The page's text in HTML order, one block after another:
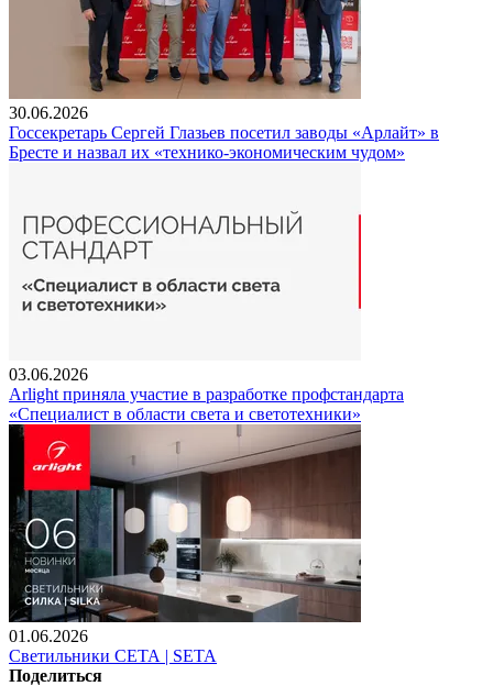
30.06.2026
Госсекретарь Сергей Глазьев посетил заводы «Арлайт» в
Бресте и назвал их «технико-экономическим чудом»
03.06.2026
Arlight приняла участие в разработке профстандарта
«Специалист в области света и светотехники»
01.06.2026
Светильники СЕТА | SETA
Поделиться